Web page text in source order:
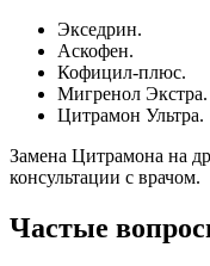
Экседрин.
Аскофен.
Кофицил-плюс.
Мигренол Экстра.
Цитрамон Ультра.
Замена Цитрамона на
консультации с врачом.
Частые